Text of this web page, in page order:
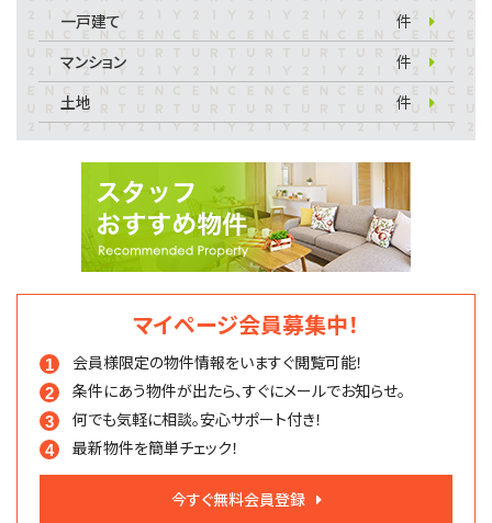
一戸建て
件
マンション
件
土地
件
マイページ会員募集中！
会員様限定の物件情報をいますぐ閲覧可能！
条件にあう物件が出たら、すぐにメールでお知らせ。
何でも気軽に相談。安心サポート付き！
最新物件を簡単チェック！
今すぐ無料会員登録